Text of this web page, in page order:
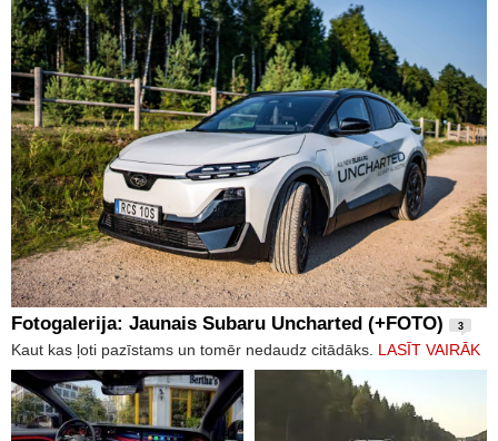
Fotogalerija: Jaunais Subaru Uncharted (+FOTO) 3
Kaut kas ļoti pazīstams un tomēr nedaudz citādāks. LASĪT VAIRĀK